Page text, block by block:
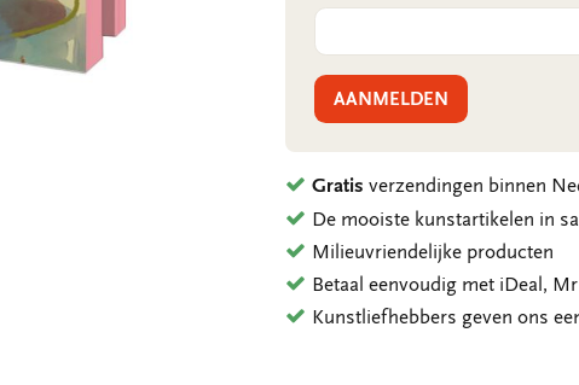
AANMELDEN
Gratis verzendingen binnen
De mooiste kunstartikelen in
Milieuvriendelijke producten
Betaal eenvoudig met iDeal,
Kunstliefhebbers geven ons